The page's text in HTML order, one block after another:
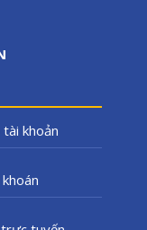
khoản